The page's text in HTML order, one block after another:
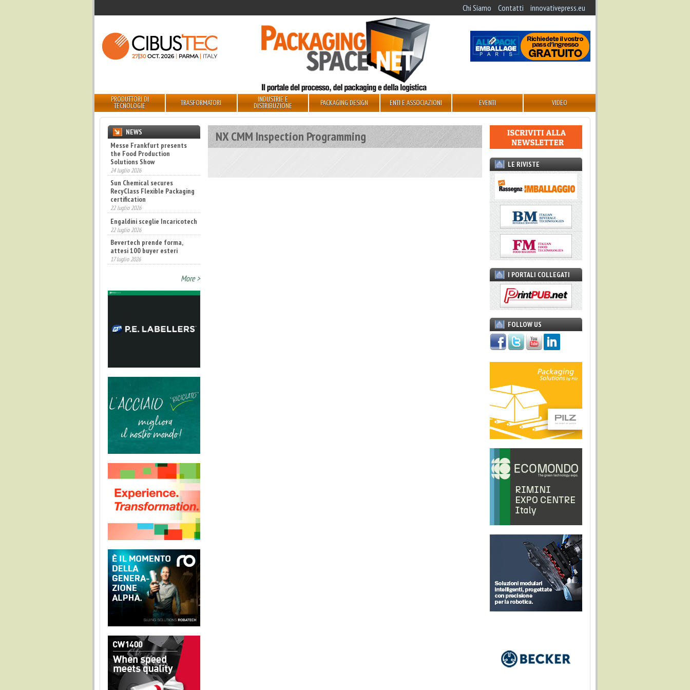
Chi Siamo Contatti innovativepress.eu
PRODUTTORI DI
TECNOLOGIE TRASFORMATORI INDUSTRIE E
DISTRIBUZIONE PACKAGING DESIGN ENTI E ASSOCIAZIONI EVENTI VIDEO
NX CMM Inspection Programming
NEWS
Messe Frankfurt presents
the Food Production
Solutions Show
24 luglio 2026
Sun Chemical secures
RecyClass Flexible Packaging
certification
22 luglio 2026
Engaldini sceglie Incaricotech
22 luglio 2026
Bevertech prende forma,
attesi 100 buyer esteri
17 luglio 2026
More >
LE RIVISTE
I PORTALI COLLEGATI
FOLLOW US